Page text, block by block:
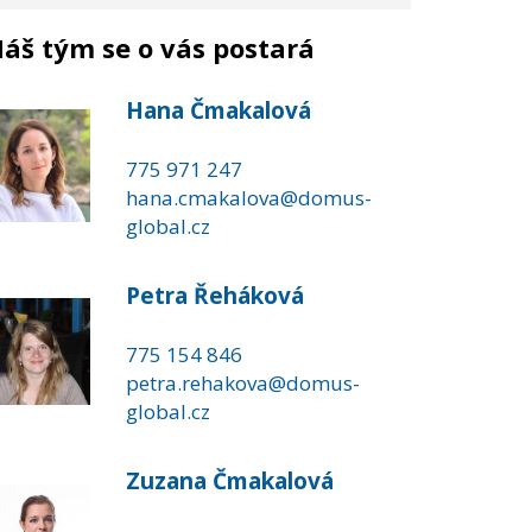
tým se o vás postará
Hana Čmakalová
775 971 247
hana.cmakalova@domus-
global.cz
Petra Řeháková
775 154 846
petra.rehakova@domus-
global.cz
Zuzana Čmakalová